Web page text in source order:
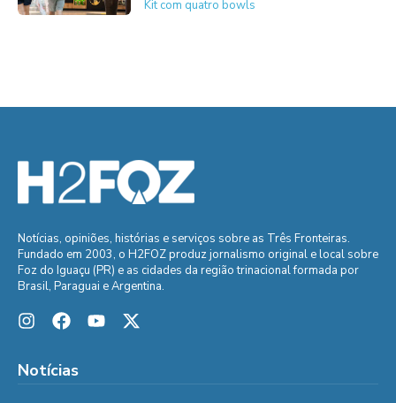
Kit com quatro bowls
Notícias, opiniões, histórias e serviços sobre as Três Fronteiras.
Fundado em 2003, o H2FOZ produz jornalismo original e local sobre
Foz do Iguaçu (PR) e as cidades da região trinacional formada por
Brasil, Paraguai e Argentina.
Notícias